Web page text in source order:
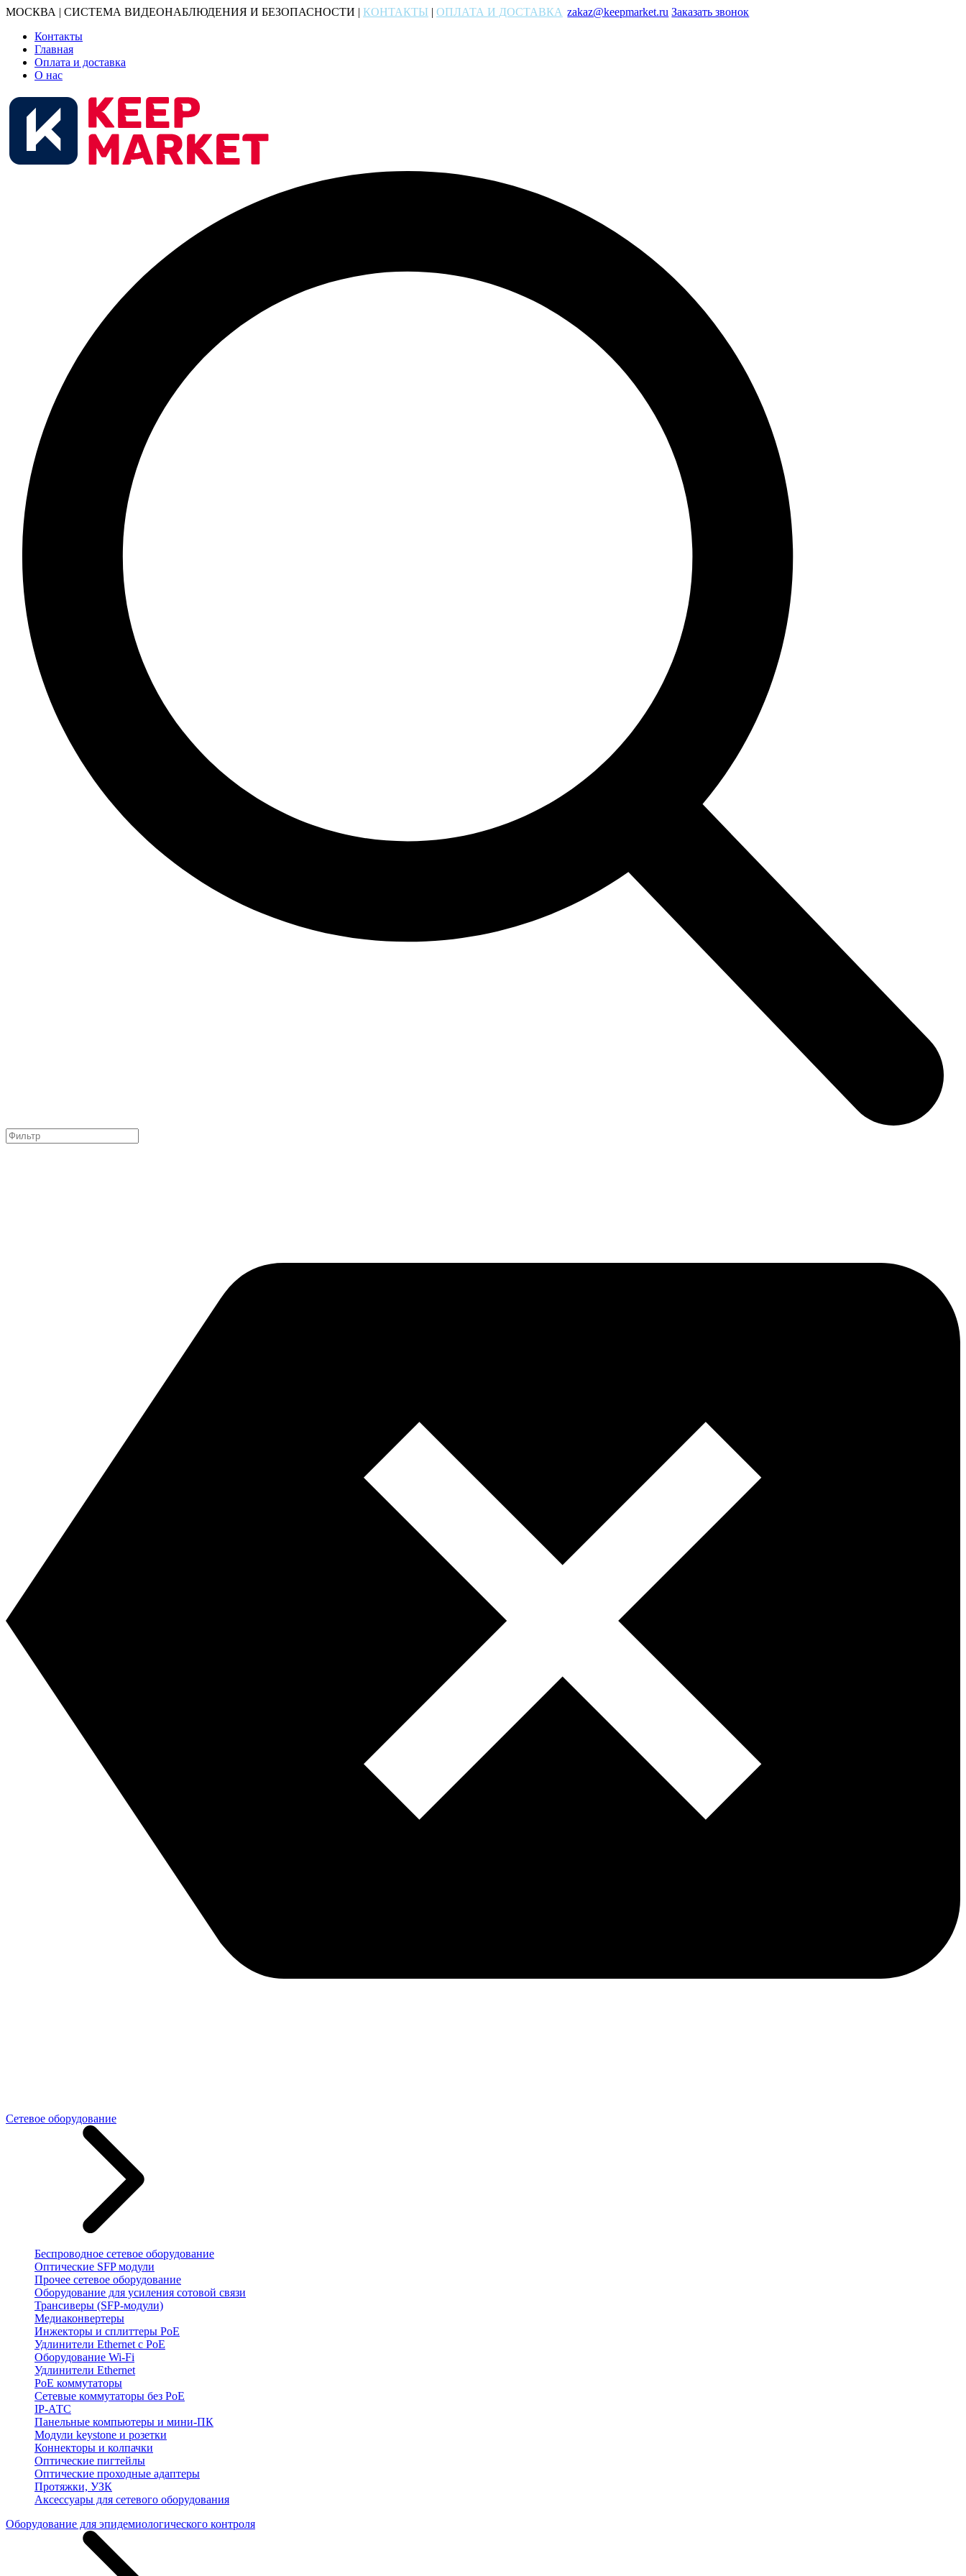
МОСКВА | СИСТЕМА ВИДЕОНАБЛЮДЕНИЯ И БЕЗОПАСНОСТИ | КОНТАКТЫ | ОПЛАТА И ДОСТАВКА zakaz@keepmarket.ru Заказать звонок
Контакты
Главная
Оплата и доставка
О нас
Сетевое оборудование
Беспроводное сетевое оборудование
Оптические SFP модули
Прочее сетевое оборудование
Оборудование для усиления сотовой связи
Трансиверы (SFP-модули)
Медиаконвертеры
Инжекторы и сплиттеры PoE
Удлинители Ethernet с PoE
Оборудование Wi-Fi
Удлинители Ethernet
PoE коммутаторы
Сетевые коммутаторы без PoE
IP-АТС
Панельные компьютеры и мини-ПК
Модули keystone и розетки
Коннекторы и колпачки
Оптические пигтейлы
Оптические проходные адаптеры
Протяжки, УЗК
Аксессуары для сетевого оборудования
Оборудование для эпидемиологического контроля